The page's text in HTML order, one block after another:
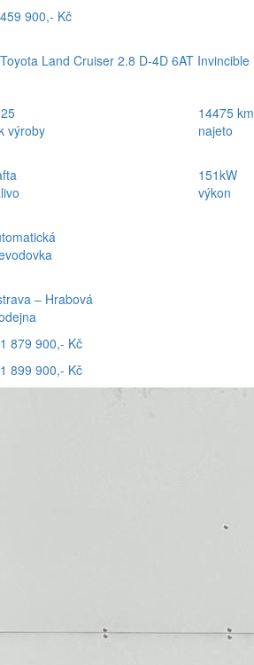
459 900,- Kč
Toyota Land Cruiser 2.8 D-4D 6AT Invincible
výroby
– Hrabová
14475 km
najeto
151kW
výkon
1 879 900,- Kč
1 899 900,- Kč